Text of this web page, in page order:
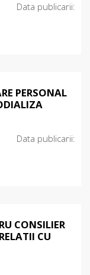
Data publicarii:
PERSONAL
Data publicarii:
CONSILIER
CU